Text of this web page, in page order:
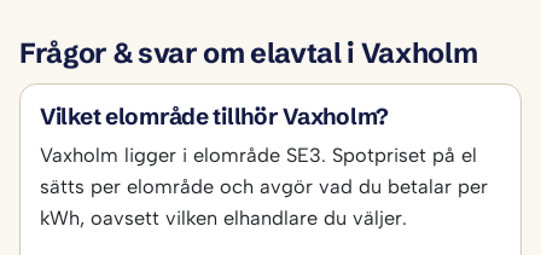
Frågor & svar om elavtal i Vaxholm
Vilket elområde tillhör Vaxholm?
Vaxholm ligger i elområde SE3. Spotpriset på el
sätts per elområde och avgör vad du betalar per
kWh, oavsett vilken elhandlare du väljer.